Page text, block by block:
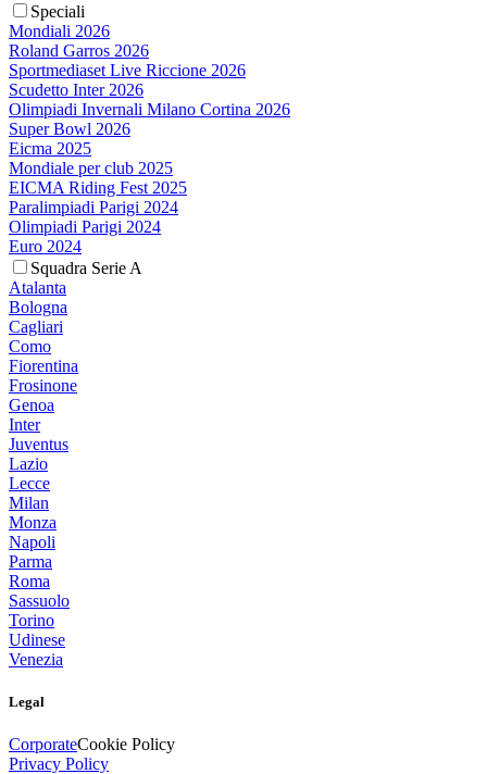
Speciali
Mondiali 2026
Roland Garros 2026
Sportmediaset Live Riccione 2026
Scudetto Inter 2026
Olimpiadi Invernali Milano Cortina 2026
Super Bowl 2026
Eicma 2025
Mondiale per club 2025
EICMA Riding Fest 2025
Paralimpiadi Parigi 2024
Olimpiadi Parigi 2024
Euro 2024
Squadra Serie A
Atalanta
Bologna
Cagliari
Como
Fiorentina
Frosinone
Genoa
Inter
Juventus
Lazio
Lecce
Milan
Monza
Napoli
Parma
Roma
Sassuolo
Torino
Udinese
Venezia
Legal
CorporateCookie Policy
Privacy Policy